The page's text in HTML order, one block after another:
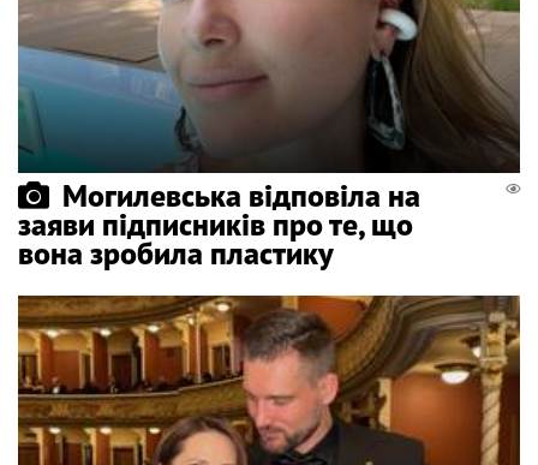
Могилевська відповіла на
заяви підписників про те, що
вона зробила пластику